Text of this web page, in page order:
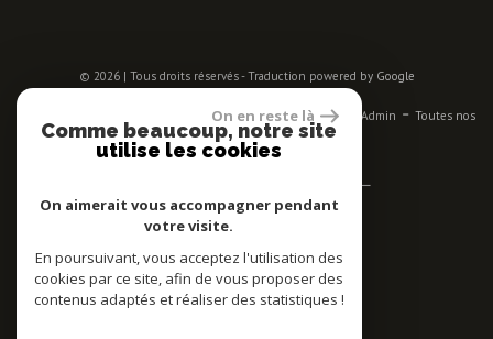
© 2026 | Tous droits réservés - Traduction powered by Google
Nos honoraires-Liens Admin - Toutes nos
annonces
Espace propriétaires
Adhérent
On en reste là
Comme beaucoup, notre site
utilise les cookies
On aimerait vous accompagner pendant
votre visite.
En poursuivant, vous acceptez l'utilisation des
cookies par ce site, afin de vous proposer des
contenus adaptés et réaliser des statistiques !